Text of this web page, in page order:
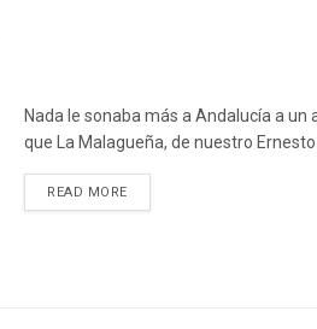
Nada le sonaba más a Andalucía a
que La Malagueña, de nuestro
READ MOREDETAILS